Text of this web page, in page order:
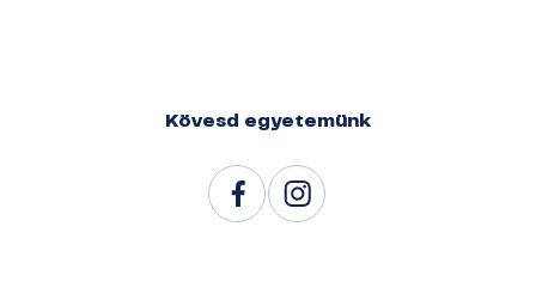
Kövesd egyetemünk